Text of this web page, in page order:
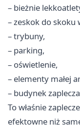
– bieżnie
– zeskok do skoku
– trybuny,
– parking,
– oświetlenie,
– elementy małej
– budynek
To właśnie
efektowne niż